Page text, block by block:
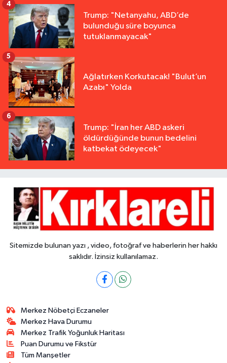
Trump: "Netanyahu, ABD’de
bulunduğu süre boyunca
tutuklanmayacak"
4
Ağlatırken Korkutacak! "Bulut’un
Azabı" Yolda
5
Trump: "İran her ABD askeri
öldürdüğünde bunun bedelini
katbekat ödeyecek"
6
Sitemizde bulunan yazı , video, fotoğraf ve haberlerin her hakkı
saklıdır. İzinsiz kullanılamaz.
Merkez Nöbetçi Eczaneler
Merkez Hava Durumu
Merkez Trafik Yoğunluk Haritası
Puan Durumu ve Fikstür
Tüm Manşetler